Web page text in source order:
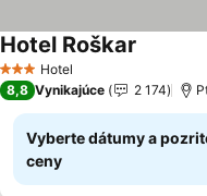
3 Počet hviezdičiek
Hotel
Hotel Roškar
8,8 Vynikajúce 2 174
Vyberte dátumy a
ceny